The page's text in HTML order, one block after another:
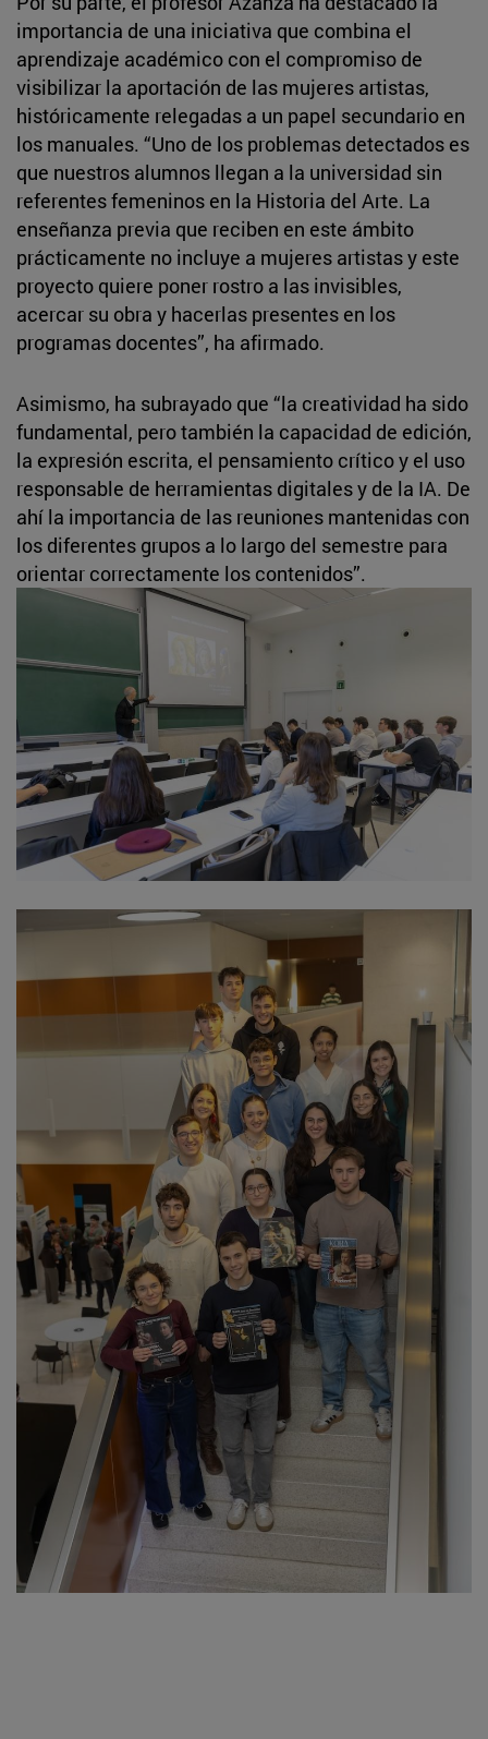
importancia de una iniciativa que combina el
aprendizaje académico con el compromiso de
visibilizar la aportación de las mujeres artistas,
históricamente relegadas a un papel secundario en
los manuales. “Uno de los problemas detectados es
que nuestros alumnos llegan a la universidad sin
referentes femeninos en la Historia del Arte. La
enseñanza previa que reciben en este ámbito
prácticamente no incluye a mujeres artistas y este
proyecto quiere poner rostro a las invisibles,
acercar su obra y hacerlas presentes en los
programas docentes”, ha afirmado.
Asimismo, ha subrayado que “la creatividad ha sido
fundamental, pero también la capacidad de edición,
la expresión escrita, el pensamiento crítico y el uso
responsable de herramientas digitales y de la IA. De
ahí la importancia de las reuniones mantenidas con
los diferentes grupos a lo largo del semestre para
orientar correctamente los contenidos”.